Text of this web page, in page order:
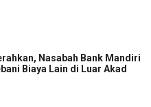
Nasabah Bank Mandiri
Biaya Lain di Luar Akad